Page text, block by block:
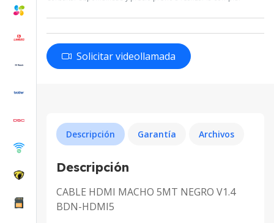
Solicitar videollamada
Descripción Garantía Archivos
Descripción
CABLE HDMI MACHO 5MT NEGRO V1.4
BDN-HDMI5